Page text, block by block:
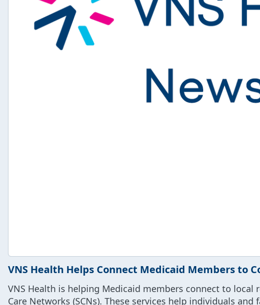
VNS Health Helps Connect Medicaid Members to
VNS Health is helping Medicaid members connect to
Care Networks (SCNs). These services help individuals